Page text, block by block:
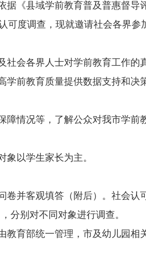
学前教育工作的真实感受、意见与建议
供数据支持和决策依据。
主。
附后）。社会认可度调查问卷分为A卷